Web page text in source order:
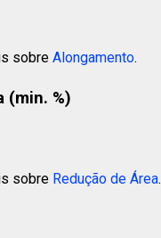
sobreAlongamento.
(min. %)
sobre Redução de Área.